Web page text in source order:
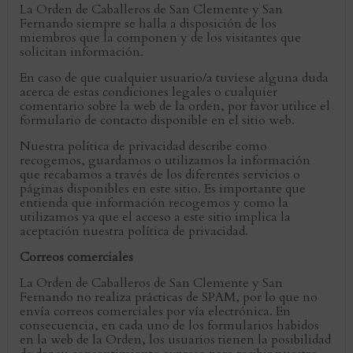
La Orden de Caballeros de San Clemente y San
Fernando siempre se halla a disposición de los
miembros que la componen y de los visitantes que
solicitan información.
En caso de que cualquier usuario/a tuviese alguna duda
acerca de estas condiciones legales o cualquier
comentario sobre la web de la orden, por favor utilice el
formulario de contacto disponible en el sitio web.
Nuestra política de privacidad describe como
recogemos, guardamos o utilizamos la información
que recabamos a través de los diferentes servicios o
páginas disponibles en este sitio. Es importante que
entienda que información recogemos y como la
utilizamos ya que el acceso a este sitio implica la
aceptación nuestra política de privacidad.
Correos comerciales
La Orden de Caballeros de San Clemente y San
Fernando no realiza prácticas de SPAM, por lo que no
envía correos comerciales por vía electrónica. En
consecuencia, en cada uno de los formularios habidos
en la web de la Orden, los usuarios tienen la posibilidad